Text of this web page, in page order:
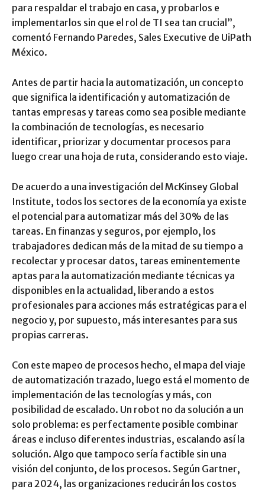
para respaldar el trabajo en casa, y probarlos e
implementarlos sin que el rol de TI sea tan crucial”,
comentó Fernando Paredes, Sales Executive de UiPath
México.
Antes de partir hacia la automatización, un concepto
que significa la identificación y automatización de
tantas empresas y tareas como sea posible mediante
la combinación de tecnologías, es necesario
identificar, priorizar y documentar procesos para
luego crear una hoja de ruta, considerando esto viaje.
De acuerdo a una investigación del McKinsey Global
Institute, todos los sectores de la economía ya existe
el potencial para automatizar más del 30% de las
tareas. En finanzas y seguros, por ejemplo, los
trabajadores dedican más de la mitad de su tiempo a
recolectar y procesar datos, tareas eminentemente
aptas para la automatización mediante técnicas ya
disponibles en la actualidad, liberando a estos
profesionales para acciones más estratégicas para el
negocio y, por supuesto, más interesantes para sus
propias carreras.
Con este mapeo de procesos hecho, el mapa del viaje
de automatización trazado, luego está el momento de
implementación de las tecnologías y más, con
posibilidad de escalado. Un robot no da solución a un
solo problema: es perfectamente posible combinar
áreas e incluso diferentes industrias, escalando así la
solución. Algo que tampoco sería factible sin una
visión del conjunto, de los procesos. Según Gartner,
para 2024, las organizaciones reducirán los costos